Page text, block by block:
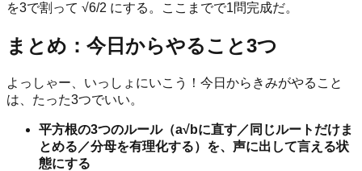
を3で割って √6/2 にする。ここまでで1問完成だ。
まとめ：今日からやること3つ
よっしゃー、いっしょにいこう！今日からきみがやること
は、たった3つでいい。
平方根の3つのルール（a√bに直す／同じルートだけま
とめる／分母を有理化する）を、声に出して言える状
態にする